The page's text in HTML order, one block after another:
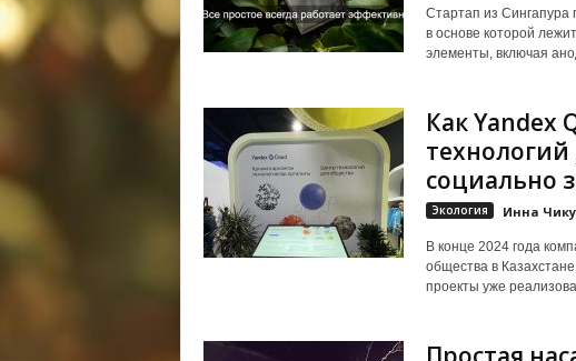
Стартап из Сингапура
в основе которой
элементы, включая
Как Yandex
социально
Экология Инна
В конце 2024 года
общества в
проекты уже